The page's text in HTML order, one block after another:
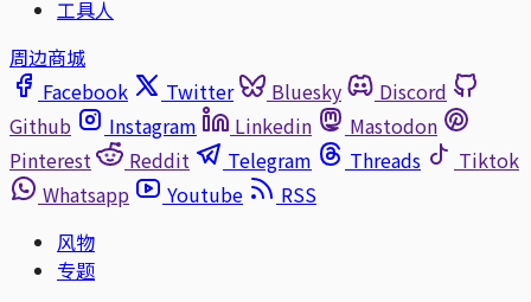
工具人
周边商城
Facebook
Twitter Bluesky
Discord
Github
Instagram Linkedin
Mastodon
Pinterest
Reddit Telegram Threads
Tiktok
Whatsapp
Youtube
RSS
风物
专题